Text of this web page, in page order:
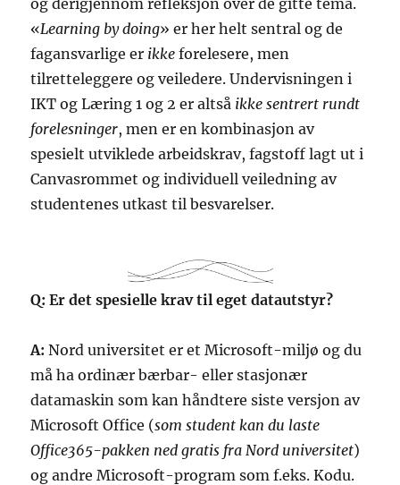
«Learning by doing» er her helt sentral og de
fagansvarlige er ikke forelesere, men
tilretteleggere og veiledere. Undervisningen i
IKT og Læring 1 og 2 er altså ikke sentrert rundt
forelesninger, men er en kombinasjon av
spesielt utviklede arbeidskrav, fagstoff lagt ut i
Canvasrommet og individuell veiledning av
studentenes utkast til besvarelser.
Q: Er det spesielle krav til eget datautstyr?
A: Nord universitet er et Microsoft-miljø og du
må ha ordinær bærbar- eller stasjonær
datamaskin som kan håndtere siste versjon av
Microsoft Office (som student kan du laste
Office365-pakken ned gratis fra Nord universitet)
og andre Microsoft-program som f.eks. Kodu.